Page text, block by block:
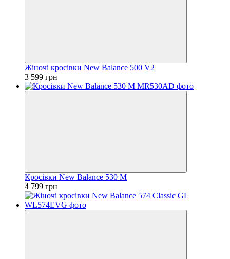
Жіночі кросівки New Balance 500 V2
3 599 грн
Кросівки New Balance 530 M
4 799 грн